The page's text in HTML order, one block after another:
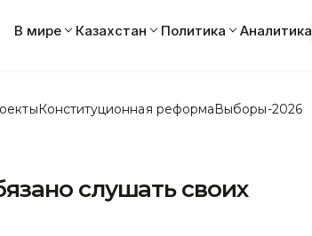
В мире Казахстан Политика Аналитика
Конституционная реформаВыборы-2026
слушать своих